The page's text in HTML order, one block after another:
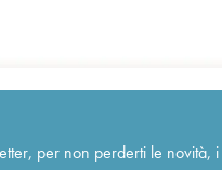
per non perderti le novità,